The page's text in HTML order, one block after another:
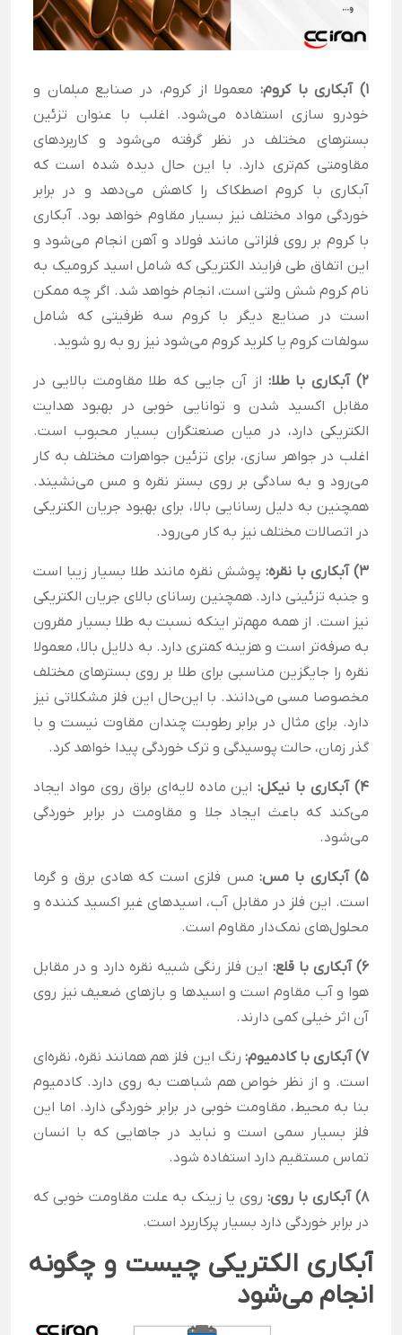
1) آبکاری با کروم:
معمولا از کروم، در صنایع مبلمان و
خودرو سازی استفاده می‌شود. اغلب با عنوان تزئین
بسترهای مختلف در نظر گرفته می‌شود و کاربردهای
مقاومتی کم‌تری دارد. با این حال دیده شده است که
آبکاری با کروم اصطکاک را کاهش می‌دهد و در برابر
خوردگی مواد مختلف نیز بسیار مقاوم خواهد بود. آبکاری
با کروم بر روی فلزاتی مانند فولاد و آهن انجام می‌شود و
این اتفاق طی فرایند الکتریکی که شامل اسید کرومیک به
نام کروم شش ولتی است، انجام خواهد شد. اگر چه ممکن
است در صنایع دیگر با کروم سه ظرفیتی که شامل
سولفات کروم یا کلرید کروم می‌شود نیز رو به رو شوید.
2) آبکاری با طلا:
از آن جایی که طلا مقاومت بالایی در
مقابل اکسید شدن و توانایی خوبی در بهبود هدایت
الکتریکی دارد، در میان صنعتگران بسیار محبوب است.
اغلب در جواهر سازی، برای تزئین جواهرات مختلف به کار
می‌رود و به سادگی بر روی بستر نقره و مس می‌نشیند.
همچنین به دلیل رسانایی بالا، برای بهبود جریان الکتریکی
در اتصالات مختلف نیز به کار می‌رود.
3) آبکاری با نقره:
پوشش نقره مانند طلا بسیار زیبا است
و جنبه تزئینی دارد. همچنین رسانای بالای جریان الکتریکی
نیز است. از همه مهم‌تر اینکه نسبت به طلا بسیار مقرون
به صرفه‌تر است و هزینه کمتری دارد. به دلایل بالا، معمولا
نقره را جایگزین مناسبی برای طلا بر روی بسترهای مختلف
مخصوصا مسی می‌دانند. با این‌حال این فلز مشکلاتی نیز
دارد. برای مثال در برابر رطوبت چندان مقاوت نیست و با
گذر زمان، حالت پوسیدگی و ترک خوردگی پیدا خواهد کرد.
4) آبکاری با نیکل:
این ماده لایه‌ای براق روی مواد ایجاد
می‌کند که باعث ایجاد جلا و مقاومت در برابر خوردگی
می‌شود.
5) آبکاری با مس:
مس فلزی است که هادی برق و گرما
است. این فلز در مقابل آب، اسیدهای غیر اکسید کننده و
محلول‌های نمک‌دار مقاوم است.
6) آبکاری با قلع:
این فلز رنگی شبیه نقره دارد و در مقابل
هوا و آب مقاوم است و اسیدها و بازهای ضعیف نیز روی
آن اثر خیلی کمی دارند.
7) آبکاری با کادمیوم:
رنگ این فلز هم همانند نقره، نقره‌ای
است. و از نظر خواص هم شباهت به روی دارد. کادمیوم
بنا به محیط، مقاومت خوبی در برابر خوردگی دارد. اما این
فلز بسیار سمی است و نباید در جاهایی که با انسان
تماس مستقیم دارد استفاده شود.
8) آبکاری با روی:
روی یا زینک به علت مقاومت خوبی که
در برابر خوردگی دارد بسیار پرکاربرد است.
آبکاری الکتریکی چیست و چگونه
انجام می‌شود